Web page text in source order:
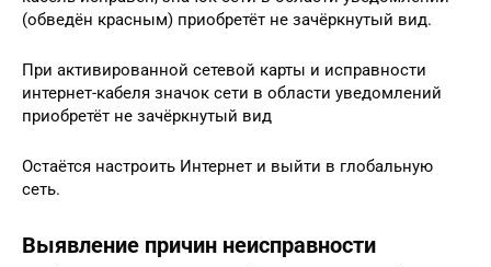
(обведён красным) приобретёт не зачёркнутый вид.
При активированной сетевой карты и исправности
интернет-кабеля значок сети в области уведомлений
приобретёт не зачёркнутый вид
Остаётся настроить Интернет и выйти в глобальную
сеть.
Выявление причин неисправности